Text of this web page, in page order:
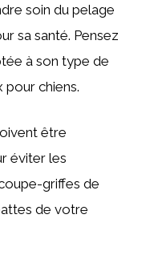
soin du pelage
sa santé. Pensez
à son type de
pour chiens.
être
éviter les
griffes de
de votre